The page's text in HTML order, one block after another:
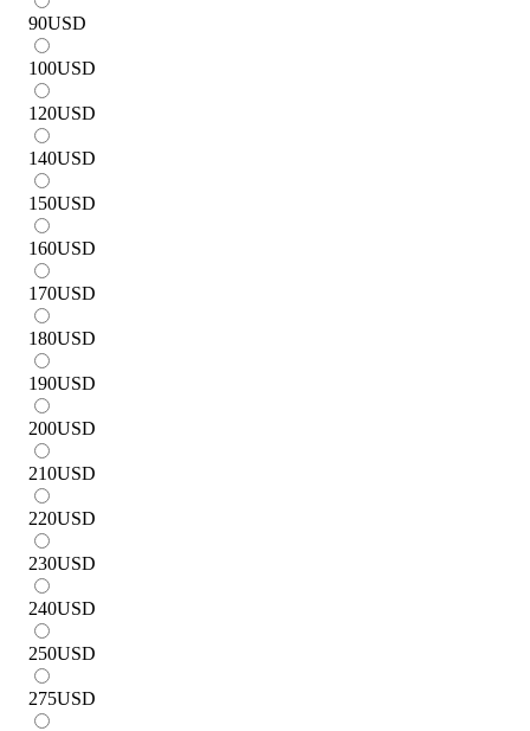
90USD
100USD
120USD
140USD
150USD
160USD
170USD
180USD
190USD
200USD
210USD
220USD
230USD
240USD
250USD
275USD